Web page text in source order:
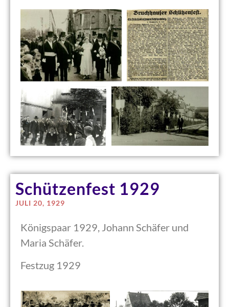
Schützenfest 1929
JULI 20, 1929
Königspaar 1929, Johann Schäfer und
Maria Schäfer.
Festzug 1929